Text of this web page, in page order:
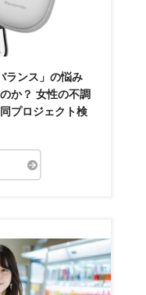
ランス」の悩み
か？ 女性の不調
プロジェクト検